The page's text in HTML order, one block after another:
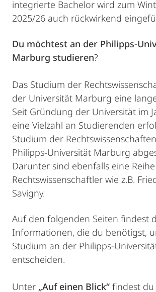
integrierte Bachelor wird zum
2025/26 auch rückwirkend
Du möchtest an der Philipps-
Marburg studieren?
Das Studium der
der Universität Marburg eine
Seit Gründung der Universität im
eine Vielzahl an Studierenden
Studium der
Philipps-Universität Marburg
Darunter sind ebenfalls eine
Rechtswissenschaftler wie z.B.
Savigny.
Auf den folgenden Seiten findest
Informationen, die du benötigst,
Studium an der Philipps-
entscheiden.
Unter „Auf einen Blick“ findest